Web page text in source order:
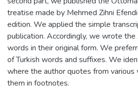
treatise made by Mehmed Zihni
edition. We applied the simple
publication. Accordingly, we wrote the
words in their original form. We
of Turkish words and suffixes. We
where the author quotes from various
them in footnotes.